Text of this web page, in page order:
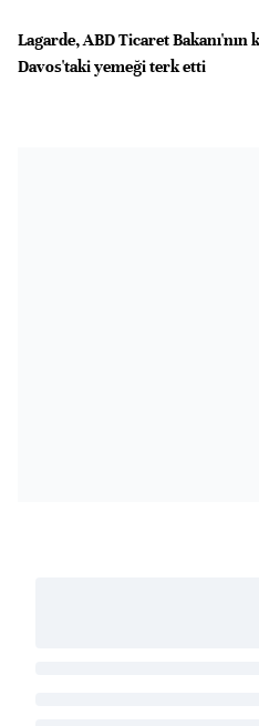
Lagarde, ABD Ticaret Bakanı'nın
Davos'taki yemeği terk etti